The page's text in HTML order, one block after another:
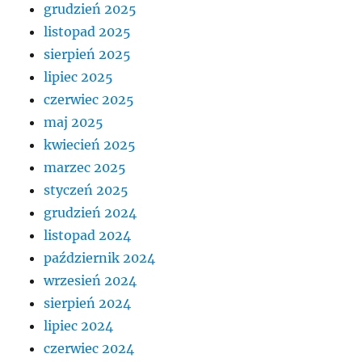
grudzień 2025
listopad 2025
sierpień 2025
lipiec 2025
czerwiec 2025
maj 2025
kwiecień 2025
marzec 2025
styczeń 2025
grudzień 2024
listopad 2024
październik 2024
wrzesień 2024
sierpień 2024
lipiec 2024
czerwiec 2024